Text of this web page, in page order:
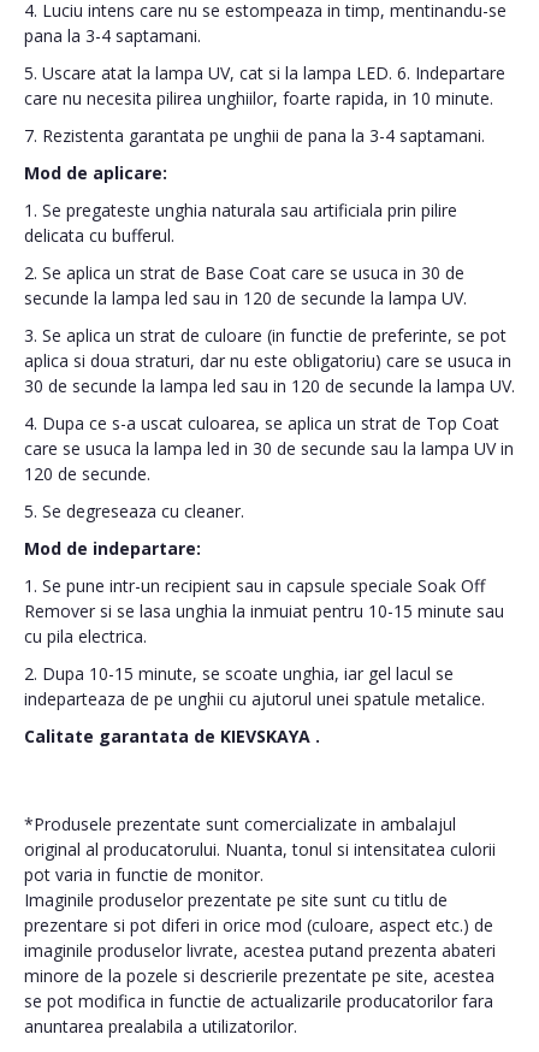
4. Luciu intens care nu se estompeaza in timp, mentinandu-se
pana la 3-4 saptamani.
5. Uscare atat la lampa UV, cat si la lampa LED. 6. Indepartare
care nu necesita pilirea unghiilor, foarte rapida, in 10 minute.
7. Rezistenta garantata pe unghii de pana la 3-4 saptamani.
Mod de aplicare:
1. Se pregateste unghia naturala sau artificiala prin pilire
delicata cu bufferul.
2. Se aplica un strat de Base Coat care se usuca in 30 de
secunde la lampa led sau in 120 de secunde la lampa UV.
3. Se aplica un strat de culoare (in functie de preferinte, se pot
aplica si doua straturi, dar nu este obligatoriu) care se usuca in
30 de secunde la lampa led sau in 120 de secunde la lampa UV.
4. Dupa ce s-a uscat culoarea, se aplica un strat de Top Coat
care se usuca la lampa led in 30 de secunde sau la lampa UV in
120 de secunde.
5. Se degreseaza cu cleaner.
Mod de indepartare:
1. Se pune intr-un recipient sau in capsule speciale Soak Off
Remover si se lasa unghia la inmuiat pentru 10-15 minute sau
cu pila electrica.
2. Dupa 10-15 minute, se scoate unghia, iar gel lacul se
indeparteaza de pe unghii cu ajutorul unei spatule metalice.
Calitate garantata de KIEVSKAYA .
*Produsele prezentate sunt comercializate in ambalajul
original al producatorului. Nuanta, tonul si intensitatea culorii
pot varia in functie de monitor.
Imaginile produselor prezentate pe site sunt cu titlu de
prezentare si pot diferi in orice mod (culoare, aspect etc.) de
imaginile produselor livrate, acestea putand prezenta abateri
minore de la pozele si descrierile prezentate pe site, acestea
se pot modifica in functie de actualizarile producatorilor fara
anuntarea prealabila a utilizatorilor.